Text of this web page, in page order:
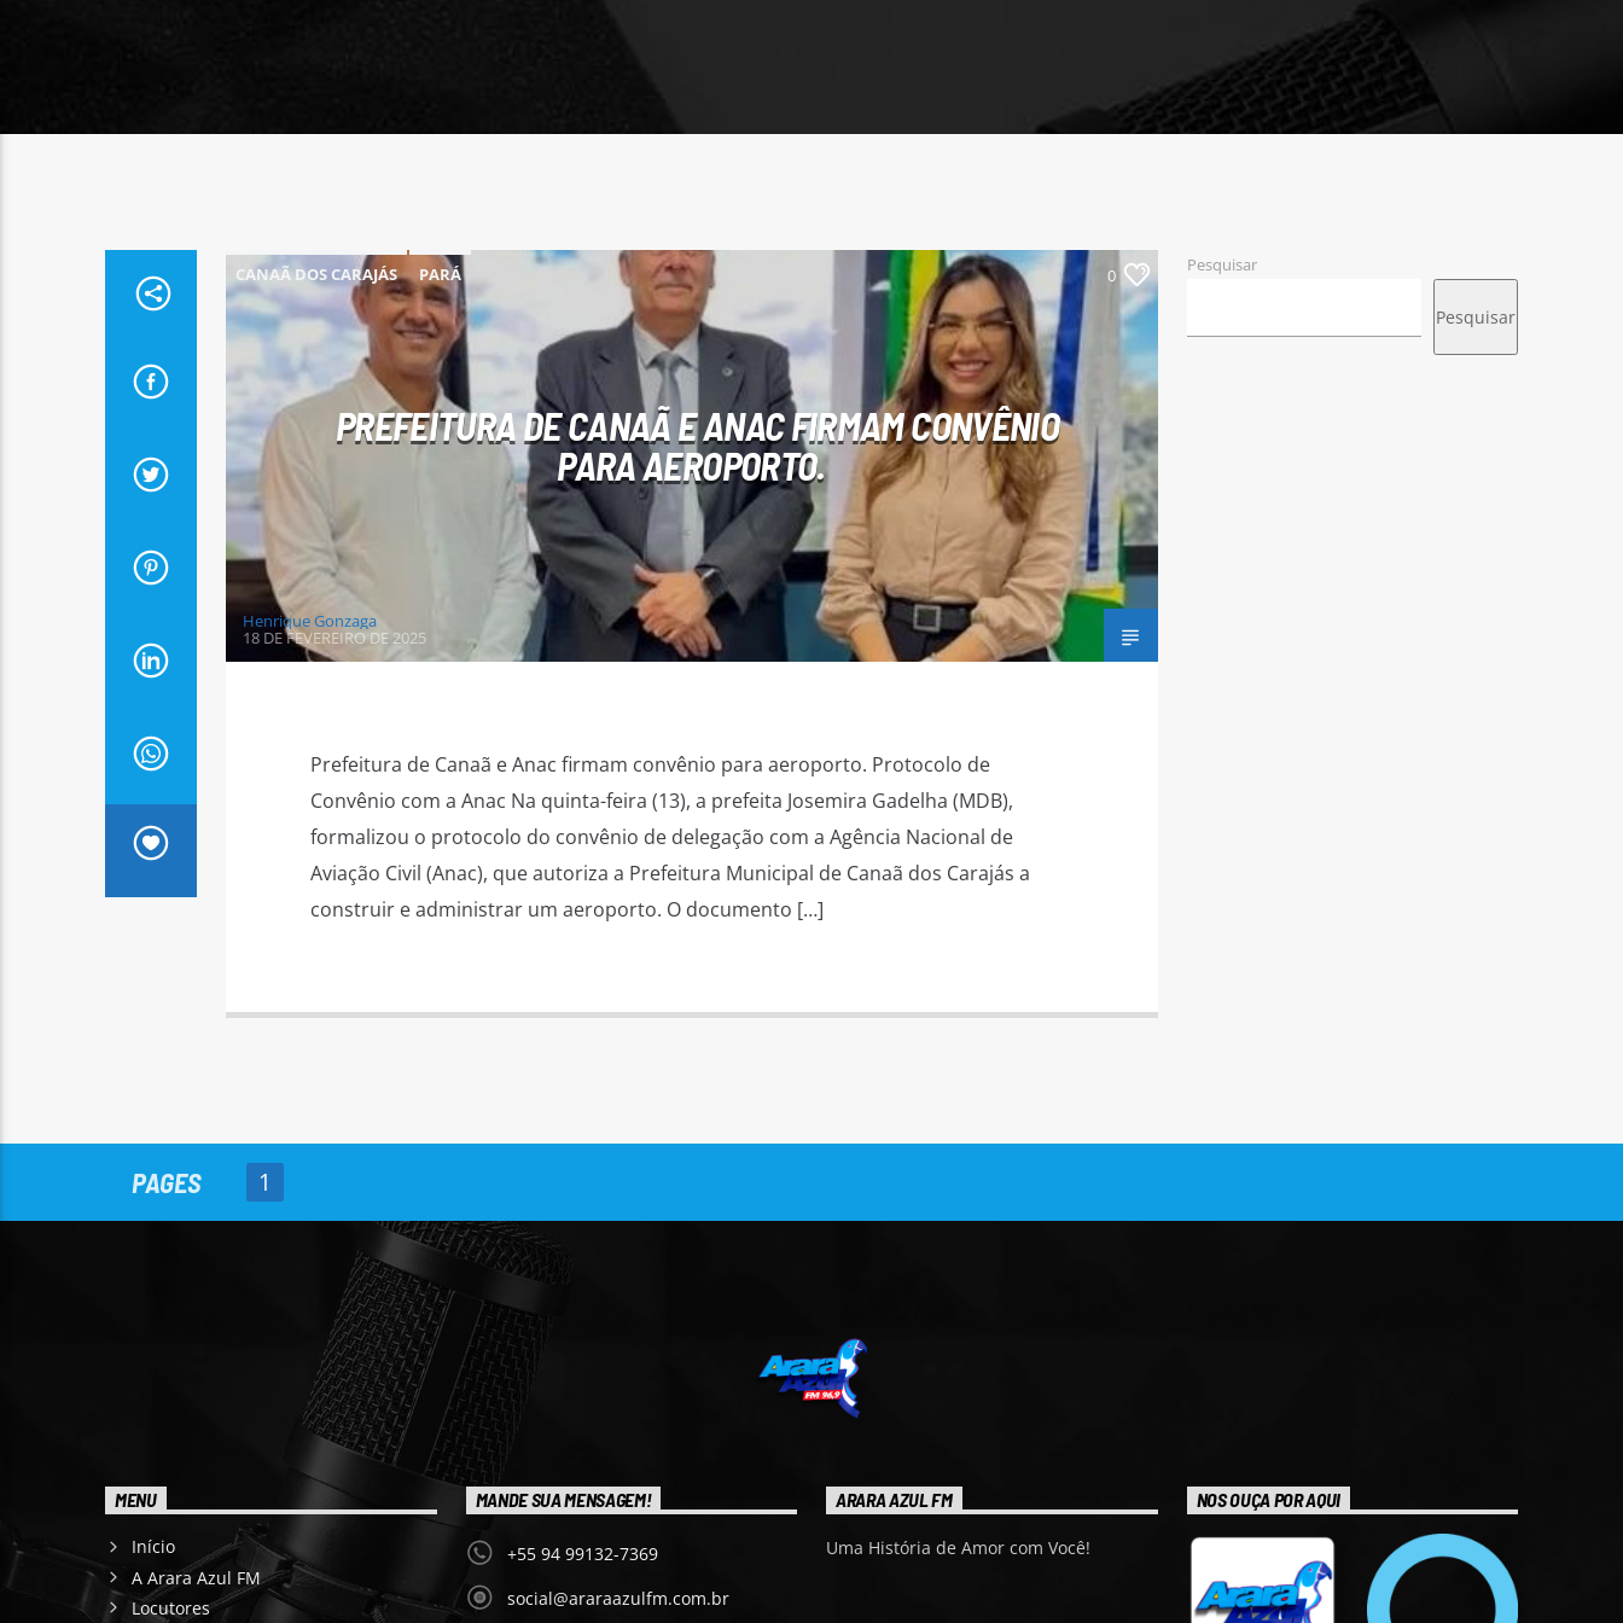
CANAÃ DOS CARAJÁS PARÁ 0
PREFEITURA DE CANAÃ E ANAC FIRMAM CONVÊNIO
PARA AEROPORTO.
Henrique Gonzaga
18 DE FEVEREIRO DE 2025
Prefeitura de Canaã e Anac firmam convênio para aeroporto. Protocolo de
Convênio com a Anac Na quinta-feira (13), a prefeita Josemira Gadelha (MDB),
formalizou o protocolo do convênio de delegação com a Agência Nacional de
Aviação Civil (Anac), que autoriza a Prefeitura Municipal de Canaã dos Carajás a
construir e administrar um aeroporto. O documento […]
Pesquisar
Pesquisar
PAGES 1
MENU
Início
A Arara Azul FM
Locutores
MANDE SUA MENSAGEM!
+55 94 99132-7369
social@araraazulfm.com.br
ARARA AZUL FM
Uma História de Amor com Você!
NOS OUÇA POR AQUI